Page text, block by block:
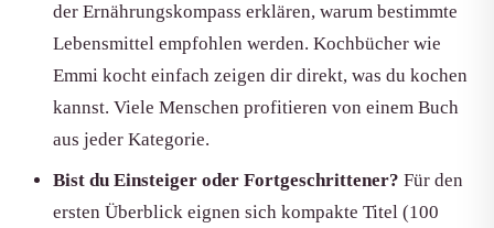
der Ernährungskompass erklären, warum bestimmte
Lebensmittel empfohlen werden. Kochbücher wie
Emmi kocht einfach zeigen dir direkt, was du kochen
kannst. Viele Menschen profitieren von einem Buch
aus jeder Kategorie.
Bist du Einsteiger oder Fortgeschrittener? Für den
ersten Überblick eignen sich kompakte Titel (100